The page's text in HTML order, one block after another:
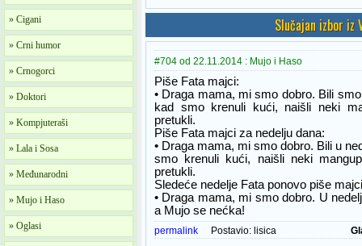
» Cigani
» Crni humor
» Crnogorci
» Doktori
» Kompjuteraši
» Lala i Sosa
» Međunarodni
» Mujo i Haso
» Oglasi
Slučajan izbor iz
#704 od 22.11.2014 : Mujo i Haso
Piše Fata majci:
• Draga mama, mi smo dobro. Bili
kad smo krenuli kući, naišli neki
pretukli.
Piše Fata majci za nedelju dana:
• Draga mama, mi smo dobro. Bili u
smo krenuli kući, naišli neki
pretukli.
Sledeće nedelje Fata ponovo piše
• Draga mama, mi smo dobro. U
a Mujo se nećka!
permalink Postavio: lisica